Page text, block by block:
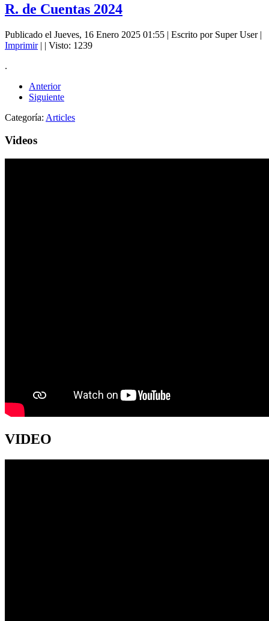
R. de Cuentas 2024
Publicado el Jueves, 16 Enero 2025 01:55 | Escrito por Super User|
Imprimir| | Visto: 1239
.
Anterior
Siguiente
Categoría: Articles
Videos
VIDEO